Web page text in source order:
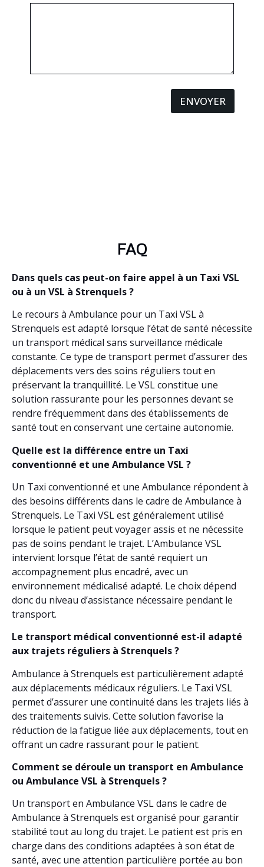
ENVOYER
FAQ
Dans quels cas peut-on faire appel à un Taxi VSL
ou à un VSL à Strenquels ?
Le recours à Ambulance pour un Taxi VSL à
Strenquels est adapté lorsque l’état de santé nécessite
un transport médical sans surveillance médicale
constante. Ce type de transport permet d’assurer des
déplacements vers des soins réguliers tout en
préservant la tranquillité. Le VSL constitue une
solution rassurante pour les personnes devant se
rendre fréquemment dans des établissements de
santé tout en conservant une certaine autonomie.
Quelle est la différence entre un Taxi
conventionné et une Ambulance VSL ?
Un Taxi conventionné et une Ambulance répondent à
des besoins différents dans le cadre de Ambulance à
Strenquels. Le Taxi VSL est généralement utilisé
lorsque le patient peut voyager assis et ne nécessite
pas de soins pendant le trajet. L’Ambulance VSL
intervient lorsque l’état de santé requiert un
accompagnement plus encadré, avec un
environnement médicalisé adapté. Le choix dépend
donc du niveau d’assistance nécessaire pendant le
transport.
Le transport médical conventionné est-il adapté
aux trajets réguliers à Strenquels ?
Ambulance à Strenquels est particulièrement adapté
aux déplacements médicaux réguliers. Le Taxi VSL
permet d’assurer une continuité dans les trajets liés à
des traitements suivis. Cette solution favorise la
réduction de la fatigue liée aux déplacements, tout en
offrant un cadre rassurant pour le patient.
Comment se déroule un transport en Ambulance
ou Ambulance VSL à Strenquels ?
Un transport en Ambulance VSL dans le cadre de
Ambulance à Strenquels est organisé pour garantir
stabilité tout au long du trajet. Le patient est pris en
charge dans des conditions adaptées à son état de
santé, avec une attention particulière portée au bon